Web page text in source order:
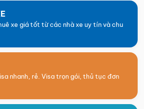
xe giá tốt từ các nhà xe uy tín và chu
nhanh, rẻ. Visa trọn gói, thủ tục đơn